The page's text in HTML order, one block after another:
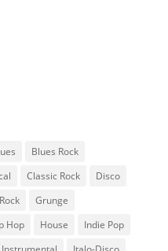
Blues Rock
Classic Rock
Disco
Grunge
Hop House
Indie Pop